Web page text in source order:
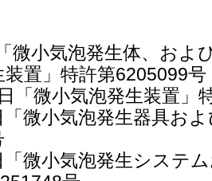
微小気泡発生体、およ
置」特許第6205099号
「微小気泡発生装置」
「微小気泡発生器具お
「微小気泡発生システ